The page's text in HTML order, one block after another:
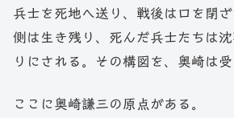
兵士を死地へ送り、戦後は口を閉
側は生き残り、死んだ兵士たちは
りにされる。その構図を、奥崎は受
ここに奥崎謙三の原点がある。